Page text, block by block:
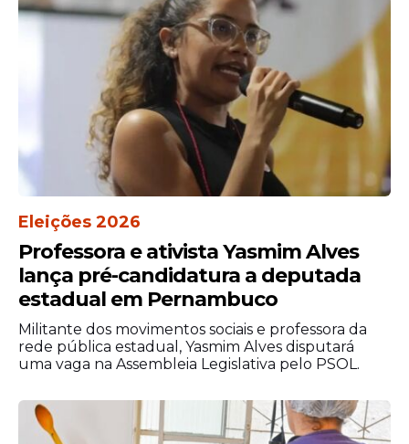
Novorizontino x Criciúma
Sport x Sampaio Corrêa
Ceará x Juventude
Chapecoense x Vitória
Tombense x Mirassol
ABC x Vila Nova
Eleições 2026
Professora e ativista Yasmim Alves
lança pré-candidatura a deputada
estadual em Pernambuco
Militante dos movimentos sociais e professora da
rede pública estadual, Yasmim Alves disputará
uma vaga na Assembleia Legislativa pelo PSOL.